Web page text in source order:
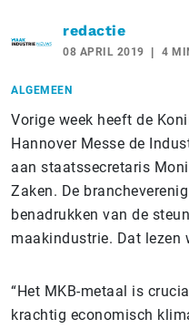
redactie
08 APRIL 2019 4
ALGEMEEN
Vorige week heeft de
Hannover Messe de
aan staatssecretaris
Zaken. De
benadrukken van de
maakindustrie. Dat lezen
“Het MKB-metaal is
krachtig economisch